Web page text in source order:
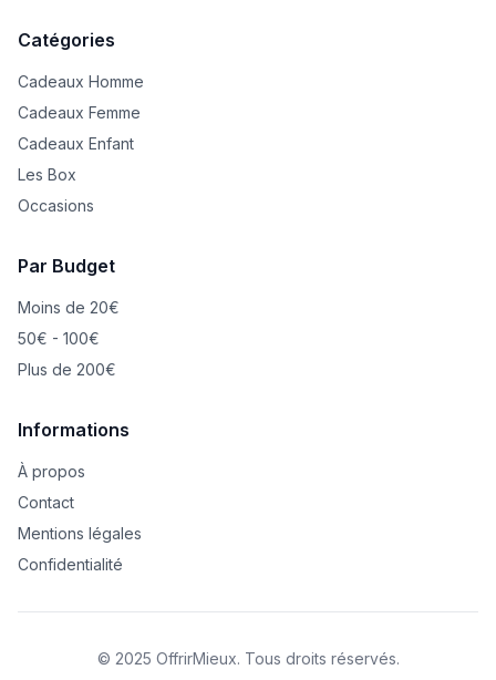
Catégories
Cadeaux Homme
Cadeaux Femme
Cadeaux Enfant
Les Box
Occasions
Par Budget
Moins de 20€
50€ - 100€
Plus de 200€
Informations
À propos
Contact
Mentions légales
Confidentialité
© 2025 OffrirMieux. Tous droits réservés.